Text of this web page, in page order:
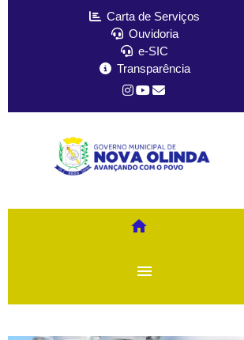
Carta de Serviços
Ouvidoria
e-SIC
Transparência
menu
home